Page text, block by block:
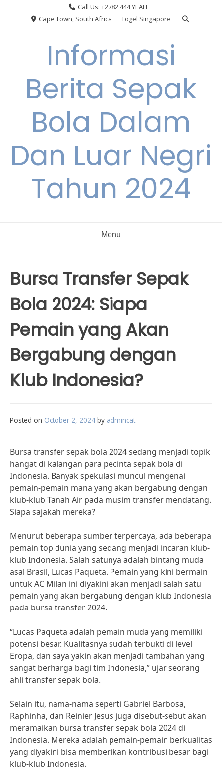
Call Us: +2782 444 YEAH
Cape Town, South Africa
Togel Singapore
Informasi
Berita Sepak
Bola Dalam
Dan Luar Negri
Tahun 2024
Menu
Bursa Transfer Sepak
Bola 2024: Siapa
Pemain yang Akan
Bergabung dengan
Klub Indonesia?
Posted on October 2, 2024 by admincat
Bursa transfer sepak bola 2024 sedang menjadi topik
hangat di kalangan para pecinta sepak bola di
Indonesia. Banyak spekulasi muncul mengenai
pemain-pemain mana yang akan bergabung dengan
klub-klub Tanah Air pada musim transfer mendatang.
Siapa sajakah mereka?
Menurut beberapa sumber terpercaya, ada beberapa
pemain top dunia yang sedang menjadi incaran klub-
klub Indonesia. Salah satunya adalah bintang muda
asal Brasil, Lucas Paqueta. Pemain yang kini bermain
untuk AC Milan ini diyakini akan menjadi salah satu
pemain yang akan bergabung dengan klub Indonesia
pada bursa transfer 2024.
“Lucas Paqueta adalah pemain muda yang memiliki
potensi besar. Kualitasnya sudah terbukti di level
Eropa, dan saya yakin akan menjadi tambahan yang
sangat berharga bagi tim Indonesia,” ujar seorang
ahli transfer sepak bola.
Selain itu, nama-nama seperti Gabriel Barbosa,
Raphinha, dan Reinier Jesus juga disebut-sebut akan
meramaikan bursa transfer sepak bola 2024 di
Indonesia. Mereka adalah pemain-pemain berkualitas
yang diyakini bisa memberikan kontribusi besar bagi
klub-klub Indonesia.